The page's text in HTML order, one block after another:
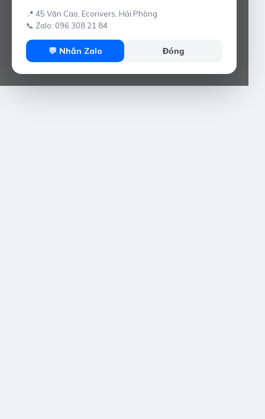
📍 45 Văn Cao, Ecorivers, Hải Phòng
📞 Zalo: 096 308 21 84
💬 Nhắn Zalo Đóng